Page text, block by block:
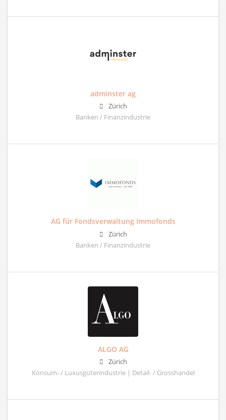
adminster ag
Zürich
Banken / Finanzindustrie
AG für Fondsverwaltung Immofonds
Zürich
Banken / Finanzindustrie
ALGO AG
Zürich
Konsum- / Luxusgüterindustrie | Detail- / Grosshandel